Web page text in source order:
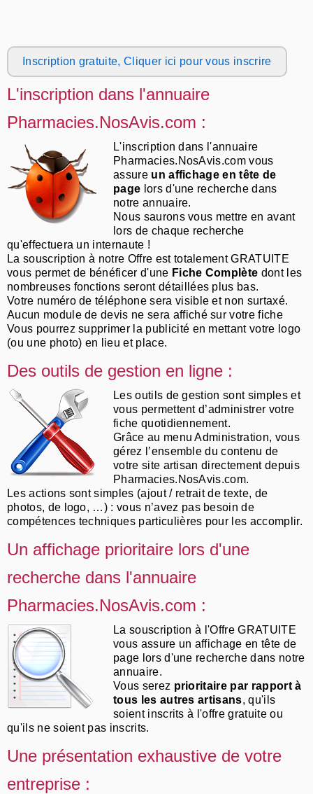
Inscription gratuite, Cliquer ici pour vous inscrire
L'inscription dans l'annuaire
Pharmacies.NosAvis.com :
L'inscription dans l'annuaire
Pharmacies.NosAvis.com vous
assure un affichage en tête de
page lors d'une recherche dans
notre annuaire.
Nous saurons vous mettre en avant
lors de chaque recherche
qu'effectuera un internaute !
La souscription à notre Offre est totalement GRATUITE
vous permet de bénéficer d'une Fiche Complète dont les
nombreuses fonctions seront détaillées plus bas.
Votre numéro de téléphone sera visible et non surtaxé.
Aucun module de devis ne sera affiché sur votre fiche
Vous pourrez supprimer la publicité en mettant votre logo
(ou une photo) en lieu et place.
Des outils de gestion en ligne :
Les outils de gestion sont simples et
vous permettent d’administrer votre
fiche quotidiennement.
Grâce au menu Administration, vous
gérez l’ensemble du contenu de
votre site artisan directement depuis
Pharmacies.NosAvis.com.
Les actions sont simples (ajout / retrait de texte, de
photos, de logo, …) : vous n’avez pas besoin de
compétences techniques particulières pour les accomplir.
Un affichage prioritaire lors d'une
recherche dans l'annuaire
Pharmacies.NosAvis.com :
La souscription à l'Offre GRATUITE
vous assure un affichage en tête de
page lors d'une recherche dans notre
annuaire.
Vous serez prioritaire par rapport à
tous les autres artisans, qu'ils
soient inscrits à l'offre gratuite ou
qu'ils ne soient pas inscrits.
Une présentation exhaustive de votre
entreprise :